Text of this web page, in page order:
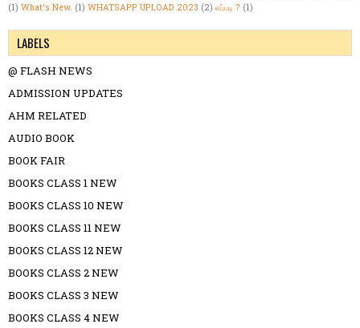
(1) What's New. (1) WHATSAPP UPLOAD 2023 (2) எப்படி ? (1)
LABELS
@ FLASH NEWS
ADMISSION UPDATES
AHM RELATED
AUDIO BOOK
BOOK FAIR
BOOKS CLASS 1 NEW
BOOKS CLASS 10 NEW
BOOKS CLASS 11 NEW
BOOKS CLASS 12 NEW
BOOKS CLASS 2 NEW
BOOKS CLASS 3 NEW
BOOKS CLASS 4 NEW